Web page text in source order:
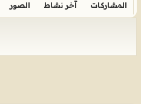
المشاركات آخر نشاط الصور